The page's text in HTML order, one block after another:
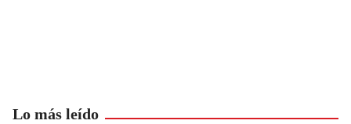
Lo más leído